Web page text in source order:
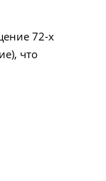
72-х
что